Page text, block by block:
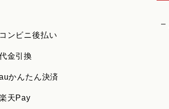
コンビニ後払い
金引換
かんたん決済
天Pay